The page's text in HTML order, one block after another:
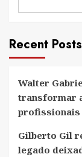
Recent Posts
Walter
transformar
profissionais
Gilberto Gil
legado